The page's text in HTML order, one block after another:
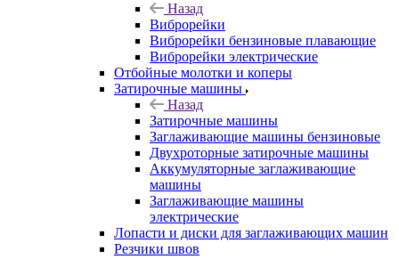
Назад
Виброрейки
Виброрейки бензиновые плавающие
Виброрейки электрические
Отбойные молотки и коперы
Затирочные машины
Назад
Затирочные машины
Заглаживающие машины бензиновые
Двухроторные затирочные машины
Аккумуляторные заглаживающие
машины
Заглаживающие машины
электрические
Лопасти и диски для заглаживающих машин
Резчики швов